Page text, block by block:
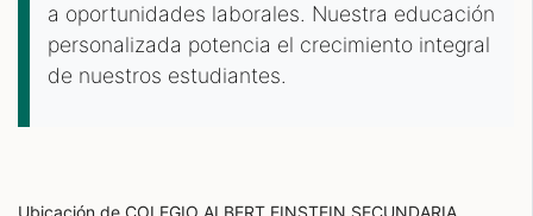
a oportunidades laborales. Nuestra educación
personalizada potencia el crecimiento integral
de nuestros estudiantes.
Ubicación de COLEGIO ALBERT EINSTEIN SECUNDARIA